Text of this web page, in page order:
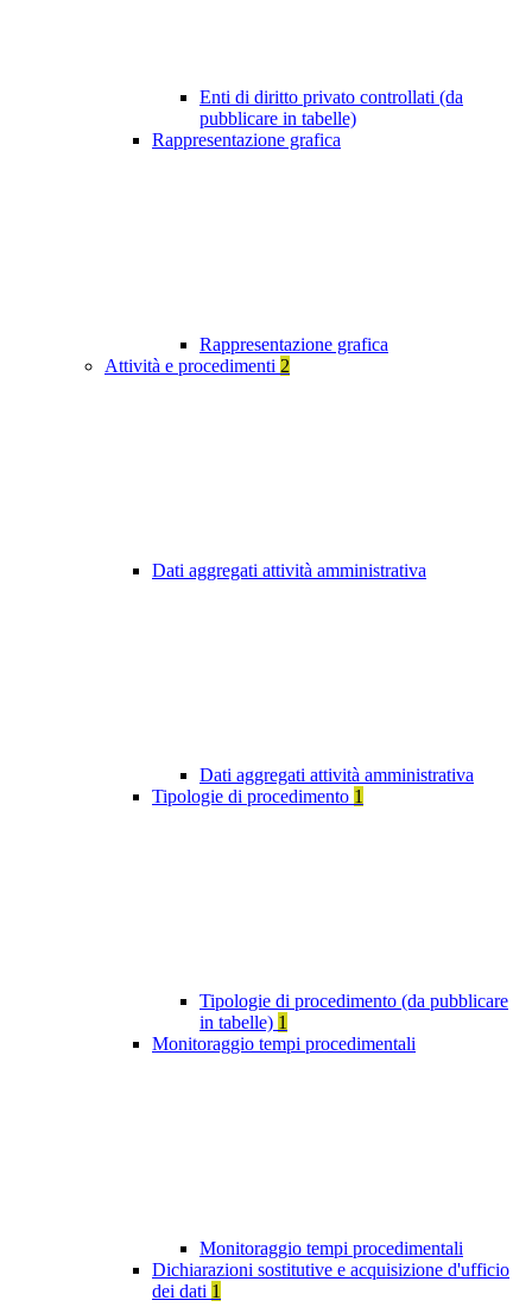
Enti di diritto privato controllati (da
pubblicare in tabelle)
Rappresentazione grafica
Rappresentazione grafica
Attività e procedimenti 2
Dati aggregati attività amministrativa
Dati aggregati attività amministrativa
Tipologie di procedimento 1
Tipologie di procedimento (da pubblicare
in tabelle) 1
Monitoraggio tempi procedimentali
Monitoraggio tempi procedimentali
Dichiarazioni sostitutive e acquisizione d'ufficio
dei dati 1